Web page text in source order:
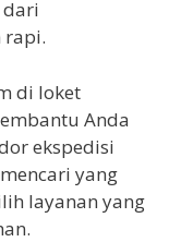
dari
rapi.
di loket
Anda
ekspedisi
yang
layanan yang